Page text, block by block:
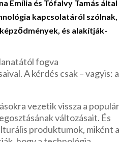
Emília és Tófalvy Tamás által
kapcsolatáról szólnak,
és alakítják-
fogva
A kérdés csak – vagyis: a
vezetik vissza a
változásait. És
produktumok, miként